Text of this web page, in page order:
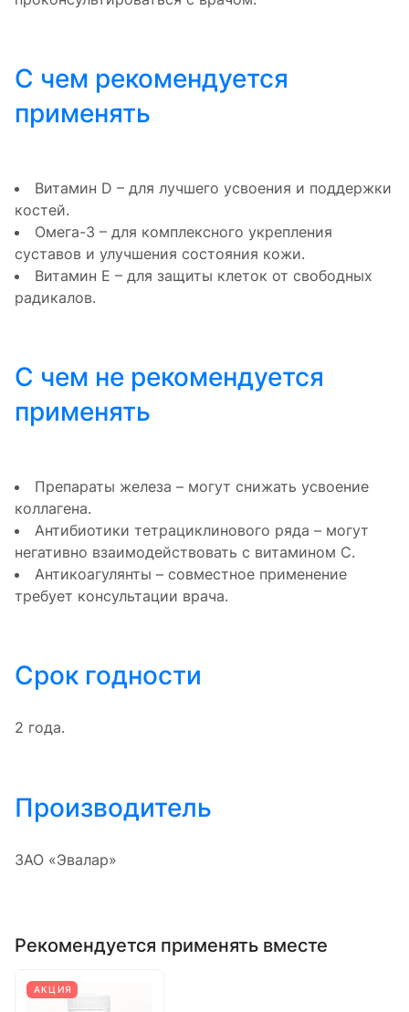
С чем рекомендуется
применять
Витамин D – для лучшего усвоения и поддержки
костей.
Омега-3 – для комплексного укрепления
суставов и улучшения состояния кожи.
Витамин Е – для защиты клеток от свободных
радикалов.
С чем не рекомендуется
применять
Препараты железа – могут снижать усвоение
коллагена.
Антибиотики тетрациклинового ряда – могут
негативно взаимодействовать с витамином С.
Антикоагулянты – совместное применение
требует консультации врача.
Срок годности
2 года.
Производитель
ЗАО «Эвалар»
Рекомендуется применять вместе
АКЦИЯ